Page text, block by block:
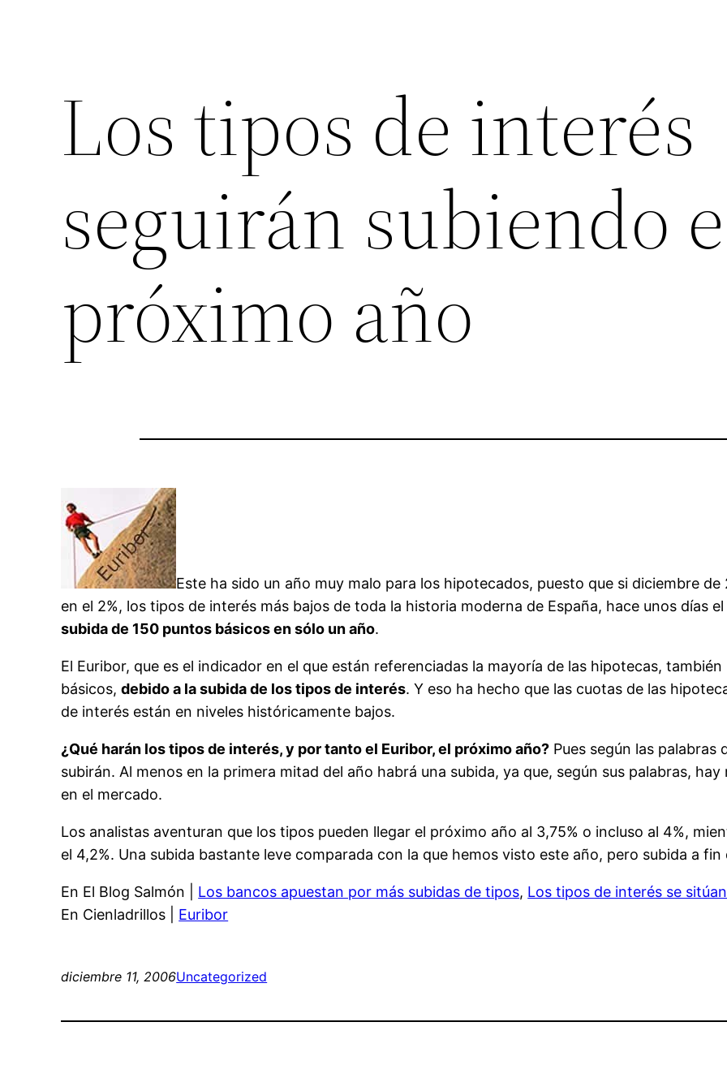
Los tipos de interés
seguirán subiendo
próximo año
Este ha sido un año muy malo para los hipotecados, puesto que si diciembre
en el 2%, los tipos de interés más bajos de toda la historia moderna de España, hace unos días
subida de 150 puntos básicos en sólo un año.
El Euribor, que es el indicador en el que están referenciadas la mayoría de las hipotecas,
básicos,debido a la subida de los tipos de interés. Y eso ha hecho que las cuotas de las
de interés están en niveles históricamente bajos.
¿Qué harán los tipos de interés, y por tanto el Euribor, el próximo año? Pues según las
subirán. Al menos en la primera mitad del año habrá una subida, ya que, según sus palabras,
en el mercado.
Los analistas aventuran que los tipos pueden llegar el próximo año al 3,75% o incluso al 4%,
el 4,2%. Una subida bastante leve comparada con la que hemos visto este año, pero subida a fin
En El Blog Salmón | Los bancos apuestan por más subidas de tipos, Los tipos de interés se
En Cienladrillos | Euribor
diciembre 11, 2006Uncategorized